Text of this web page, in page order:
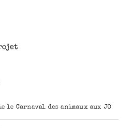
le Carnaval des animaux aux JO